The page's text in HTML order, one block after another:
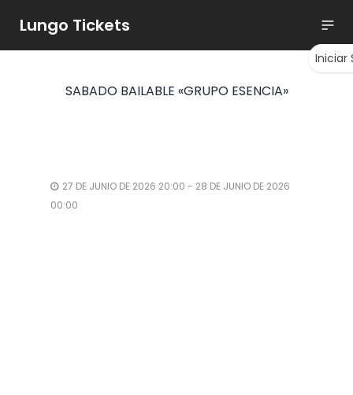
Lungo Tickets
Iniciar
SABADO BAILABLE «GRUPO ESENCIA»
27 DE JUNIO DE 2026 20:00 - 28 DE JUNIO DE 2026
00:00